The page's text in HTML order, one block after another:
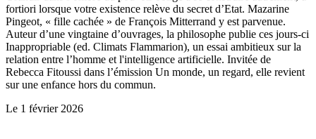
fortiori lorsque votre existence relève du secret d’Etat. Mazarine
Pingeot, « fille cachée » de François Mitterrand y est parvenue.
Auteur d’une vingtaine d’ouvrages, la philosophe publie ces jours-ci
Inappropriable (ed. Climats Flammarion), un essai ambitieux sur la
relation entre l’homme et l'intelligence artificielle. Invitée de
Rebecca Fitoussi dans l’émission Un monde, un regard, elle revient
sur une enfance hors du commun.
Le 1 février 2026